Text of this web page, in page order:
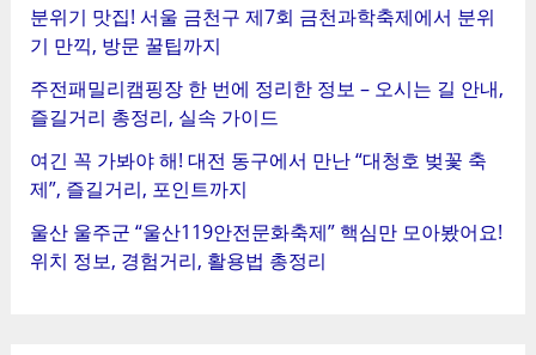
분위기 맛집! 서울 금천구 제7회 금천과학축제에서 분위
기 만끽, 방문 꿀팁까지
주전패밀리캠핑장 한 번에 정리한 정보 – 오시는 길 안내,
즐길거리 총정리, 실속 가이드
여긴 꼭 가봐야 해! 대전 동구에서 만난 “대청호 벚꽃 축
제”, 즐길거리, 포인트까지
울산 울주군 “울산119안전문화축제” 핵심만 모아봤어요!
위치 정보, 경험거리, 활용법 총정리